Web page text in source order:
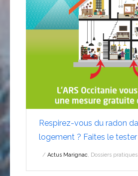
Respirez-vous du radon
logement ? Faites le tester
Actus Marignac, Dossiers pratiques